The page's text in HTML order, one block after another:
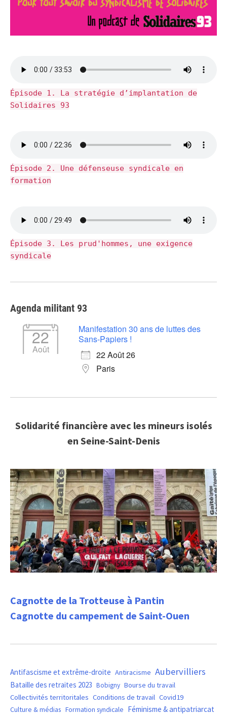
Épisode 1. La stratégie d’implantation de
Solidaires 93
Épisode 2. Une défenseuse syndicale en
formation
Épisode 3. Les prud'hommes, une exigence
syndicale
Agenda militant 93
22
Août
Manifestation 30 ans de luttes des
Sans-Papiers !
22 Août 26
Paris
Solidarité financière avec les mineurs isolés
en Seine-Saint-Denis
Cagnotte de la Trotteuse à Pantin
Cagnotte du campement de Saint-Ouen
Antifascisme et extrême-droite Antiracisme Aubervilliers
Bataille des retraites 2023 Bobigny Bourse du travail
Collectivités territoritales Conditions de travail Covid19
Culture & médias Formation syndicale Féminisme & antipatriarcat